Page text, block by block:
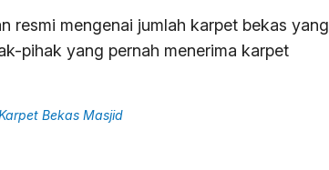
resmi mengenai jumlah karpet bekas yang
pihak yang pernah menerima karpet
Bekas Masjid